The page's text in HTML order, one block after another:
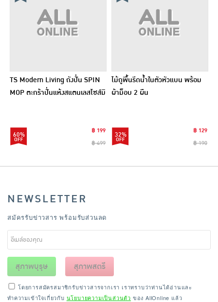
TS Modern Living ถังปั่น SPIN
MOP ตะกร้าปั่นแห้งสแตนเลสไซส์มิ
60%
฿ 199
฿ 499
ไม้ถูพื้นรีดน้ำในตัวหัวแบน พร้อม
ผ้าม็อบ 2 ผืน
32%
฿ 129
฿ 190
NEWSLETTER
สมัครรับข่าวสาร พร้อมรับส่วนลด
สุภาพบุรุษ สุภาพสตรี
โดยการสมัครสมาชิกรับข่าวสารจากเรา เราทราบว่าท่านได้อ่านและ
ทำความเข้าใจเกี่ยวกับ นโยบายความเป็นส่วนตัว ของ AllOnline แล้ว